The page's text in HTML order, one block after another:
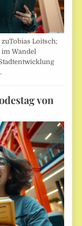
Loitsch;
Wandel
von